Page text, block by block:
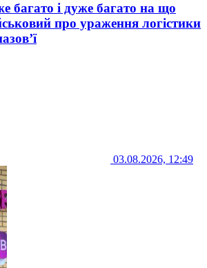
багато і дуже багато на що
про ураження логістики
03.08.2026, 12:49